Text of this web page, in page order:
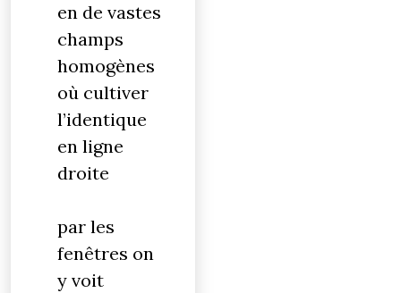
en de vastes
champs
homogènes
où cultiver
l’identique
en ligne
droite
par les
fenêtres on
y voit